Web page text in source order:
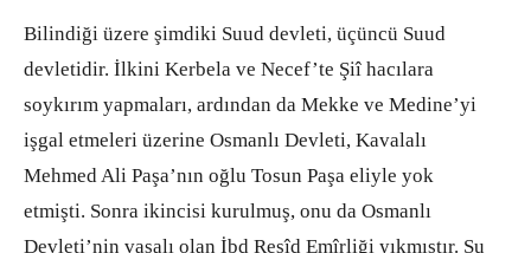
Bilindiği üzere şimdiki Suud devleti, üçüncü Suud
devletidir. İlkini Kerbela ve Necef’te Şiî hacılara
soykırım yapmaları, ardından da Mekke ve Medine’yi
işgal etmeleri üzerine Osmanlı Devleti, Kavalalı
Mehmed Ali Paşa’nın oğlu Tosun Paşa eliyle yok
etmişti. Sonra ikincisi kurulmuş, onu da Osmanlı
Devleti’nin vasalı olan İbd Reşîd Emîrliği yıkmıştır. Şu